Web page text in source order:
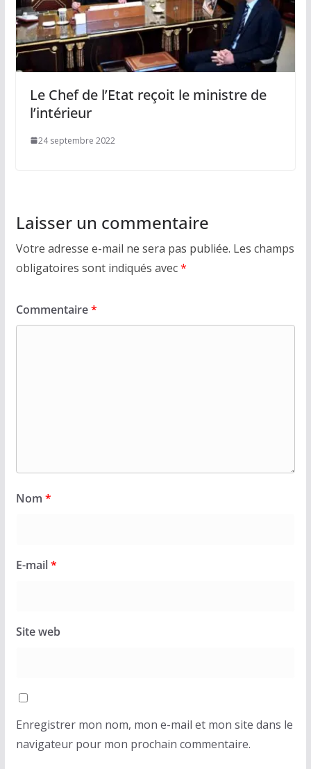
Le Chef de l’Etat reçoit le ministre de
l’intérieur
24 septembre 2022
Laisser un commentaire
Votre adresse e-mail ne sera pas publiée. Les champs
obligatoires sont indiqués avec*
Commentaire*
Nom *
E-mail*
Site web
Enregistrer mon nom, mon e-mail et mon site dans le
navigateur pour mon prochain commentaire.